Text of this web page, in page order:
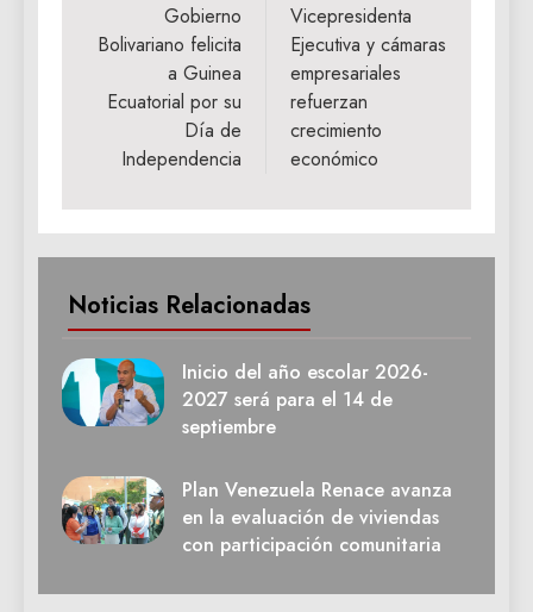
entradas
Gobierno
Bolivariano felicita
a Guinea
Ecuatorial por su
Día de
Independencia
Vicepresidenta
Ejecutiva y cámaras
empresariales
refuerzan
crecimiento
económico
Noticias Relacionadas
Inicio del año escolar 2026-
2027 será para el 14 de
septiembre
Plan Venezuela Renace avanza
en la evaluación de viviendas
con participación comunitaria